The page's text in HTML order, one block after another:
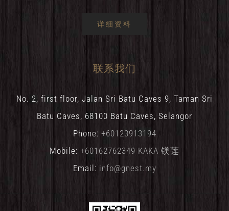
详细资料
联系我们
No. 2, first floor, Jalan Sri Batu Caves 9, Taman Sri
Batu Caves, 68100 Batu Caves, Selangor
Phone: +60123913194
Mobile: +60162762349 KAKA 镁莲
Email: info@gnest.my